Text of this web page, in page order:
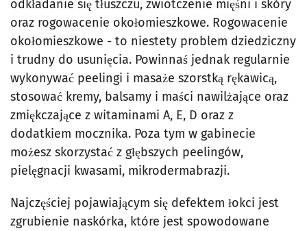
odkładanie się tłuszczu, zwiotczenie mięśni i skóry
oraz rogowacenie okołomieszkowe. Rogowacenie
okołomieszkowe - to niestety problem dziedziczny
i trudny do usunięcia. Powinnaś jednak regularnie
wykonywać peelingi i masaże szorstką rękawicą,
stosować kremy, balsamy i maści nawilżające oraz
zmiękczające z witaminami A, E, D oraz z
dodatkiem mocznika. Poza tym w gabinecie
możesz skorzystać z głębszych peelingów,
pielęgnacji kwasami, mikrodermabrazji.
Najczęściej pojawiającym się defektem łokci jest
zgrubienie naskórka, które jest spowodowane